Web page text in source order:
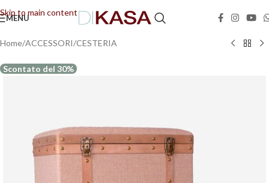
Skip to main content
MENU
Home/ACCESSORI/CESTERIA
Scontato del 30%